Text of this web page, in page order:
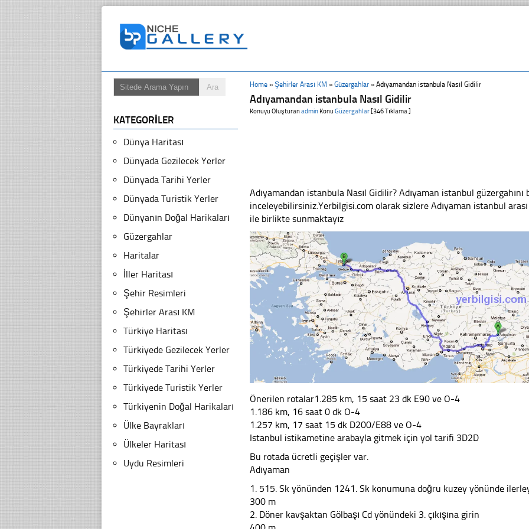
Home »Şehirler Arası KM »Güzergahlar »Adıyamandan istanbula Nasıl Gidilir
Adıyamandan istanbula Nasıl Gidilir
Konuyu Oluşturanadmin KonuGüzergahlar [346 Tıklama ]
Adıyamandan istanbula Nasıl Gidilir? Adıyaman istanbul güzergahını
inceleyebilirsiniz.Yerbilgisi.com olarak sizlere Adıyaman istanbul
ile birlikte sunmaktayız
Önerilen rotalar1.285 km, 15 saat 23 dk E90 ve O-4
1.186 km, 16 saat 0 dk O-4
1.257 km, 17 saat 15 dk D200/E88 ve O-4
Istanbul istikametine arabayla gitmek için yol tarifi 3D2D
Bu rotada ücretli geçişler var.
Adıyaman
1. 515. Sk yönünden 1241. Sk konumuna doğru kuzey yönünde
300 m
2. Döner kavşaktan Gölbaşı Cd yönündeki 3. çıkışına girin
KATEGORILER
Dünya Haritası
Dünyada Gezilecek Yerler
Dünyada Tarihi Yerler
Dünyada Turistik Yerler
Dünyanın Doğal Harikaları
Güzergahlar
Haritalar
İller Haritası
Şehir Resimleri
Şehirler Arası KM
Türkiye Haritası
Türkiyede Gezilecek Yerler
Türkiyede Tarihi Yerler
Türkiyede Turistik Yerler
Türkiyenin Doğal Harikaları
Ülke Bayrakları
Ülkeler Haritası
Uydu Resimleri